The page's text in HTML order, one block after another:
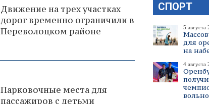
СПОРТ
5 августа
для
на
4 августа
Движение на трех участках
дорог временно ограничили в
Переволоцком районе
Парковочные места для
пассажиров с детьми